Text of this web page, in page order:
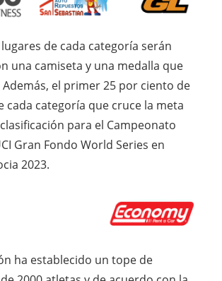
de cada categoría serán
una camiseta y una medalla que
Además, el primer 25 por ciento de
cada categoría que cruce la meta
para el Campeonato
Gran Fondo World Series en
2023.
ha establecido un tope de